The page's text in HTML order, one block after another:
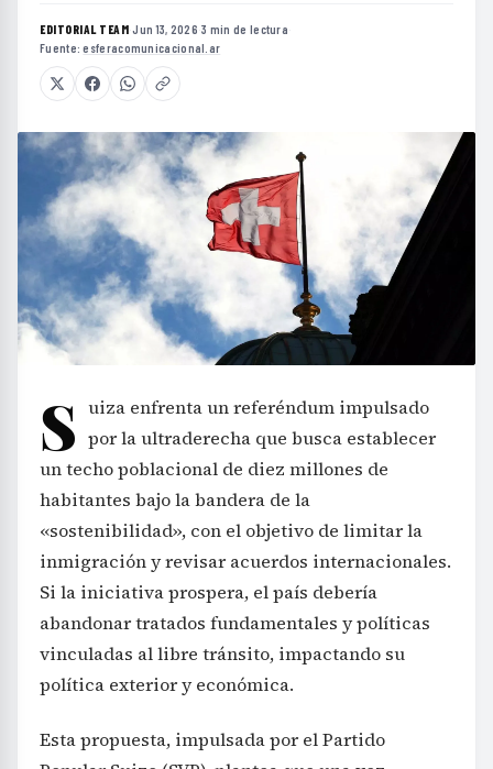
EDITORIAL TEAM·Jun 13, 2026·3 min de lectura·
Fuente:esferacomunicacional.ar
S uiza enfrenta un referéndum impulsado
por la ultraderecha que busca establecer
un techo poblacional de diez millones de
habitantes bajo la bandera de la
«sostenibilidad», con el objetivo de limitar la
inmigración y revisar acuerdos internacionales.
Si la iniciativa prospera, el país debería
abandonar tratados fundamentales y políticas
vinculadas al libre tránsito, impactando su
política exterior y económica.
Esta propuesta, impulsada por el Partido